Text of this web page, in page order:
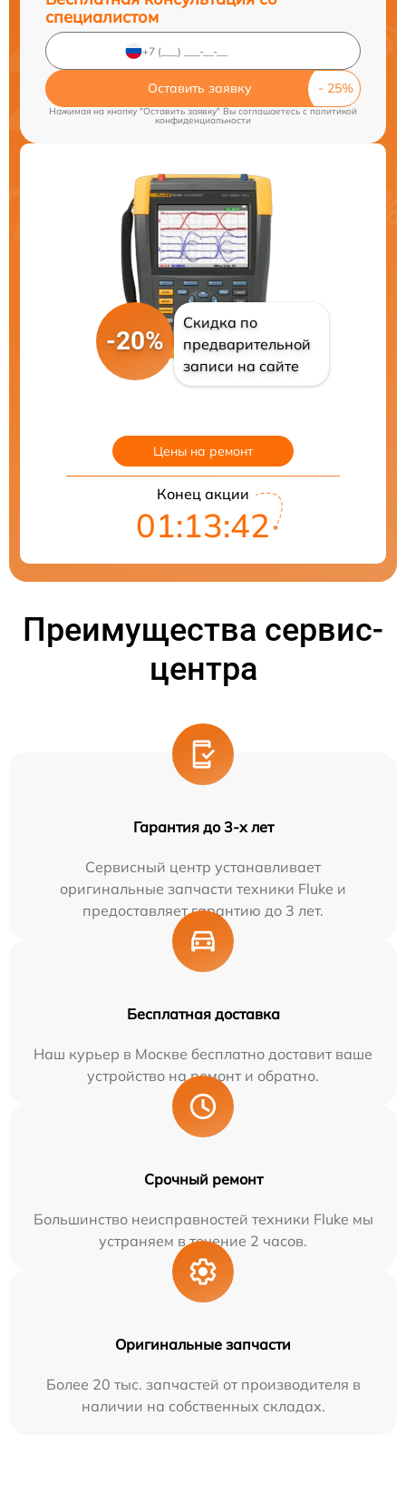
специалистом
Оставить заявку
Нажимая на кнопку "Оставить заявку" Вы соглашаетесь cполитикой
конфиденциальности
-20%
Скидка по
предварительной
записи на сайте
Цены на ремонт
Конец акции
01:13:41
Преимущества сервис-
центра
Гарантия до 3-х лет
Сервисный центр устанавливает
оригинальные запчасти техники Fluke и
предоставляет гарантию до 3 лет.
Бесплатная доставка
Наш курьер в Москве бесплатно доставит ваше
устройство на ремонт и обратно.
Срочный ремонт
Большинство неисправностей техники Fluke мы
устраняем в течение 2 часов.
Оригинальные запчасти
Более 20 тыс. запчастей от производителя в
наличии на собственных складах.